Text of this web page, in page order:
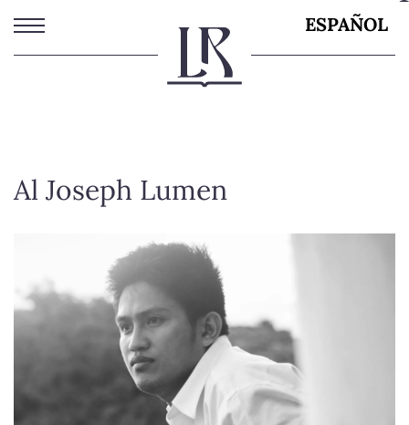
Pasar
contenido
ESPAÑOL
Al Joseph Lumen